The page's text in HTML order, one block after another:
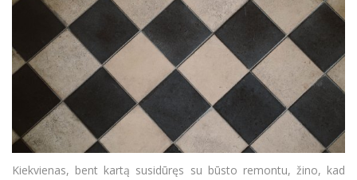
Kiekvienas, bent kartą susidūręs su būsto remontu, žino, kad